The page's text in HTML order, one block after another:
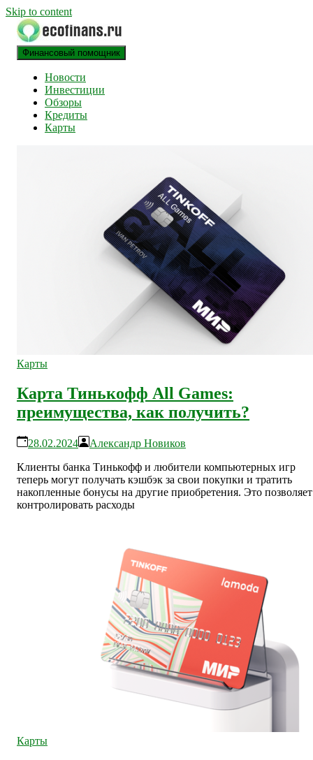
Skip to content
ECOFINANS
финансовый блог
Финансовый помощник
Новости
Инвестиции
Обзоры
Кредиты
Карты
Карты
Карта Тинькофф All Games:
преимущества, как получить?
28.02.2024
Александр Новиков
Клиенты банка Тинькофф и любители компьютерных игр
теперь могут получать кэшбэк за свои покупки и тратить
накопленные бонусы на другие приобретения. Это позволяет
контролировать расходы
Карты